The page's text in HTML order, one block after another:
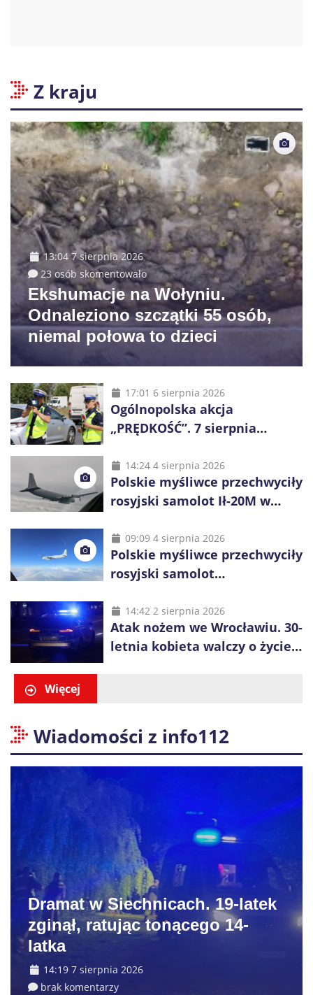
Z kraju
13:04 7 sierpnia 2026
23 osób skomentowało
Ekshumacje na Wołyniu.
Odnaleziono szczątki 55 osób,
niemal połowa to dzieci
17:01 6 sierpnia 2026
Ogólnopolska akcja
„PRĘDKOŚĆ”. 7 sierpnia
14:24 4 sierpnia 2026
Polskie myśliwce przechwyciły
rosyjski samolot Ił-20M w
09:09 4 sierpnia 2026
Polskie myśliwce przechwyciły
rosyjski samolot
14:42 2 sierpnia 2026
Atak nożem we Wrocławiu. 30-
letnia kobieta walczy o życie,
Więcej
Wiadomości z info112
Dramat w Siechnicach. 19-latek
zginął, ratując tonącego 14-
latka
14:19 7 sierpnia 2026
brak komentarzy